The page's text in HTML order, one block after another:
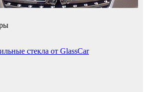
стекла от GlassCar